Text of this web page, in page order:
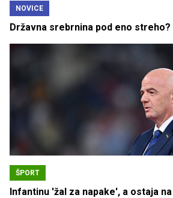
NOVICE
Državna srebrnina pod eno streho?
ŠPORT
Infantinu 'žal za napake', a ostaja